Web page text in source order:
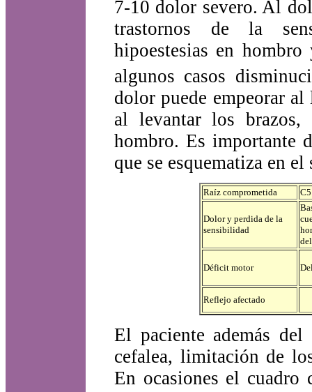
7-10 dolor severo. Al
trastornos de la
hipoestesias en
algunos casos
dolor puede empeorar
al levantar los
hombro. Es importante
que se esquematiza en
Raíz comprometida C5
Dolor y perdida de la
sensibilidad
Déficit motor
Reflejo afectado
El paciente además
cefalea, limitación de
En ocasiones el